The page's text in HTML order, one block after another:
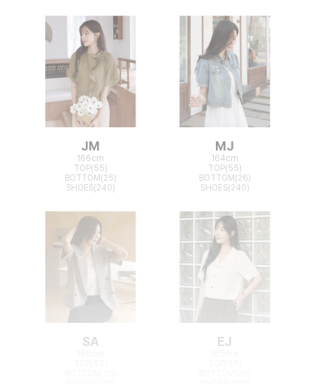
JM
166cm
TOP(55)
BOTTOM(25)
SHOES(240)
MJ
164cm
TOP(55)
BOTTOM(26)
SHOES(240)
SA EJ